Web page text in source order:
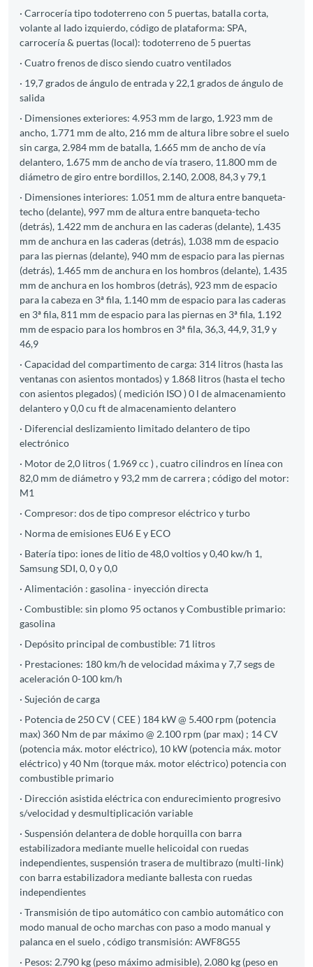
· Carrocería tipo todoterreno con 5 puertas, batalla corta,
volante al lado izquierdo, código de plataforma: SPA,
carrocería & puertas (local): todoterreno de 5 puertas
· Cuatro frenos de disco siendo cuatro ventilados
· 19,7 grados de ángulo de entrada y 22,1 grados de ángulo de
salida
· Dimensiones exteriores: 4.953 mm de largo, 1.923 mm de
ancho, 1.771 mm de alto, 216 mm de altura libre sobre el suelo
sin carga, 2.984 mm de batalla, 1.665 mm de ancho de vía
delantero, 1.675 mm de ancho de vía trasero, 11.800 mm de
diámetro de giro entre bordillos, 2.140, 2.008, 84,3 y 79,1
· Dimensiones interiores: 1.051 mm de altura entre banqueta-
techo (delante), 997 mm de altura entre banqueta-techo
(detrás), 1.422 mm de anchura en las caderas (delante), 1.435
mm de anchura en las caderas (detrás), 1.038 mm de espacio
para las piernas (delante), 940 mm de espacio para las piernas
(detrás), 1.465 mm de anchura en los hombros (delante), 1.435
mm de anchura en los hombros (detrás), 923 mm de espacio
para la cabeza en 3ª fila, 1.140 mm de espacio para las caderas
en 3ª fila, 811 mm de espacio para las piernas en 3ª fila, 1.192
mm de espacio para los hombros en 3ª fila, 36,3, 44,9, 31,9 y
46,9
· Capacidad del compartimento de carga: 314 litros (hasta las
ventanas con asientos montados) y 1.868 litros (hasta el techo
con asientos plegados) ( medición ISO ) 0 l de almacenamiento
delantero y 0,0 cu ft de almacenamiento delantero
· Diferencial deslizamiento limitado delantero de tipo
electrónico
· Motor de 2,0 litros ( 1.969 cc ) , cuatro cilindros en línea con
82,0 mm de diámetro y 93,2 mm de carrera ; código del motor:
M1
· Compresor: dos de tipo compresor eléctrico y turbo
· Norma de emisiones EU6 E y ECO
· Batería tipo: iones de litio de 48,0 voltios y 0,40 kw/h 1,
Samsung SDI, 0, 0 y 0,0
· Alimentación : gasolina - inyección directa
· Combustible: sin plomo 95 octanos y Combustible primario:
gasolina
· Depósito principal de combustible: 71 litros
· Prestaciones: 180 km/h de velocidad máxima y 7,7 segs de
aceleración 0-100 km/h
· Sujeción de carga
· Potencia de 250 CV ( CEE ) 184 kW @ 5.400 rpm (potencia
max) 360 Nm de par máximo @ 2.100 rpm (par max) ; 14 CV
(potencia máx. motor eléctrico), 10 kW (potencia máx. motor
eléctrico) y 40 Nm (torque máx. motor eléctrico) potencia con
combustible primario
· Dirección asistida eléctrica con endurecimiento progresivo
s/velocidad y desmultiplicación variable
· Suspensión delantera de doble horquilla con barra
estabilizadora mediante muelle helicoidal con ruedas
independientes, suspensión trasera de multibrazo (multi-link)
con barra estabilizadora mediante ballesta con ruedas
independientes
· Transmisión de tipo automático con cambio automático con
modo manual de ocho marchas con paso a modo manual y
palanca en el suelo , código transmisión: AWF8G55
· Pesos: 2.790 kg (peso máximo admisible), 2.080 kg (peso en